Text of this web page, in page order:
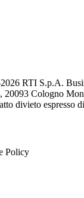
2026 RTI S.p.A.
20093 Cologno
divieto espresso
Policy